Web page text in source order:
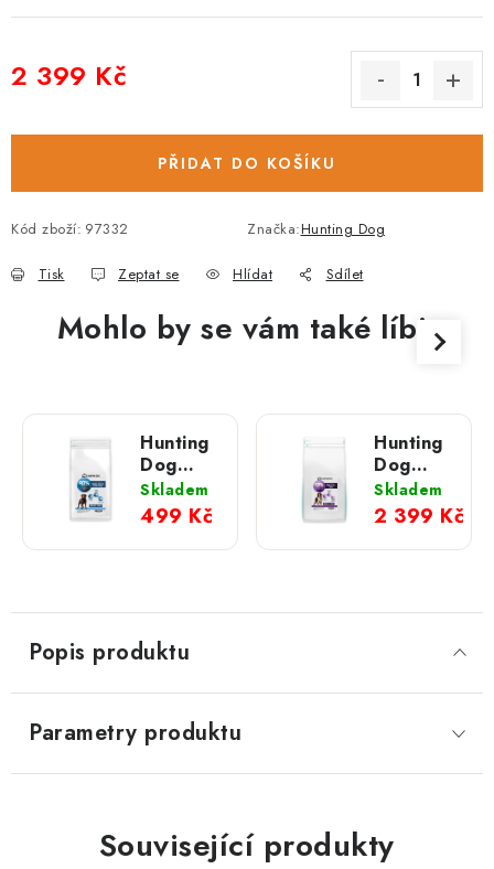
2 399 Kč
PŘIDAT DO KOŠÍKU
Kód zboží: 97332 Značka:Hunting Dog
Tisk Zeptat se Hlídat Sdílet
Mohlo by se vám také líbit
Hunting
Dog
PeptiVet
Weight
Control
& Joints;
Skladem
499 Kč
Hunting
Dog
PeptiVet
Digestive;
10 kg
Skladem
2 399 Kč
Popis produktu
Parametry produktu
Související produkty